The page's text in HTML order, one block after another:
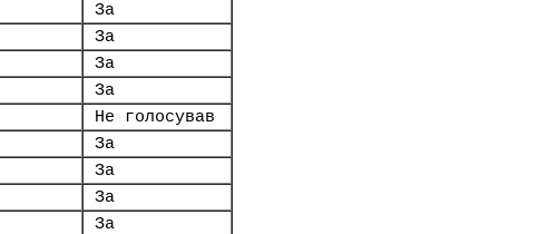
За
За
За
За
Не голосував
За
За
За
За